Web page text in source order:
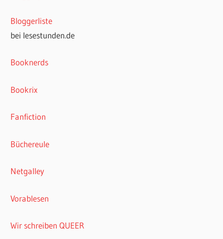
Bloggerliste
bei lesestunden.de
Booknerds
Bookrix
Fanfiction
Büchereule
Netgalley
Vorablesen
Wir schreiben QUEER